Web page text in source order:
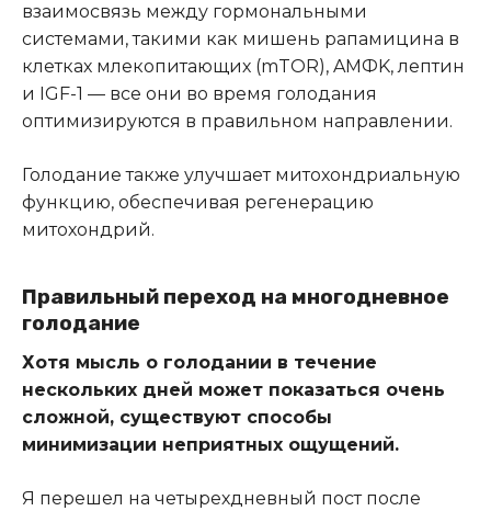
взаимосвязь между гормональными
системами, такими как мишень рапамицина в
клетках млекопитающих (mTOR), AMФK, лептин
и IGF-1 — все они во время голодания
оптимизируются в правильном направлении.
Голодание также улучшает митохондриальную
функцию, обеспечивая регенерацию
митохондрий.
Правильный переход на многодневное
голодание
Хотя мысль о голодании в течение
нескольких дней может показаться очень
сложной, существуют способы
минимизации неприятных ощущений.
Я перешел на четырехдневный пост после